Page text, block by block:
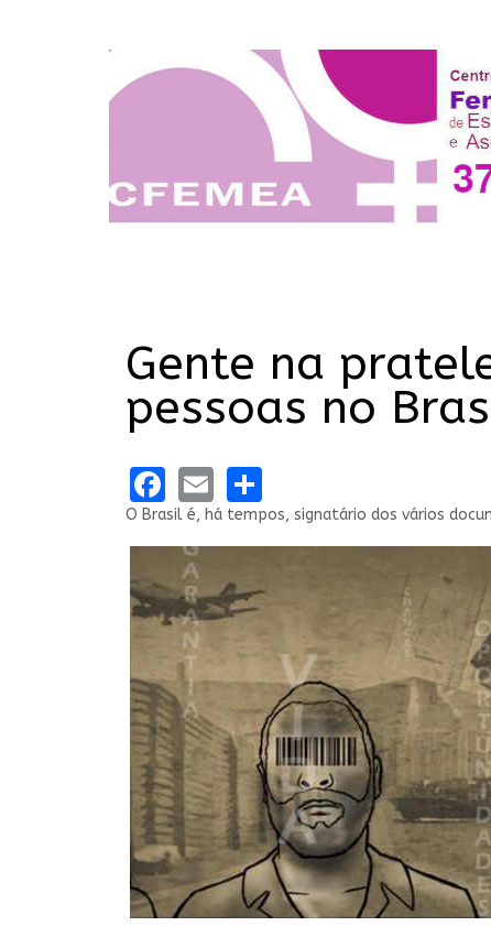
Gente na
pessoas no
Facebook
Email
O Brasil é, há tempos, signatário dos vários